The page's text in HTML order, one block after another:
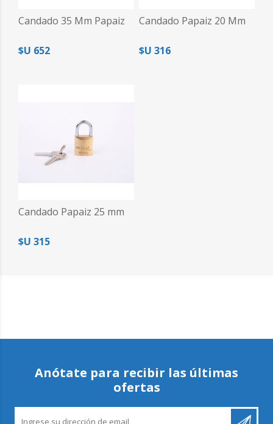
Candado 35 Mm Papaiz
$U 652
Candado Papaiz 20 Mm
$U 316
Candado Papaiz 25 mm
$U 315
Anótate para recibir las últimas
ofertas